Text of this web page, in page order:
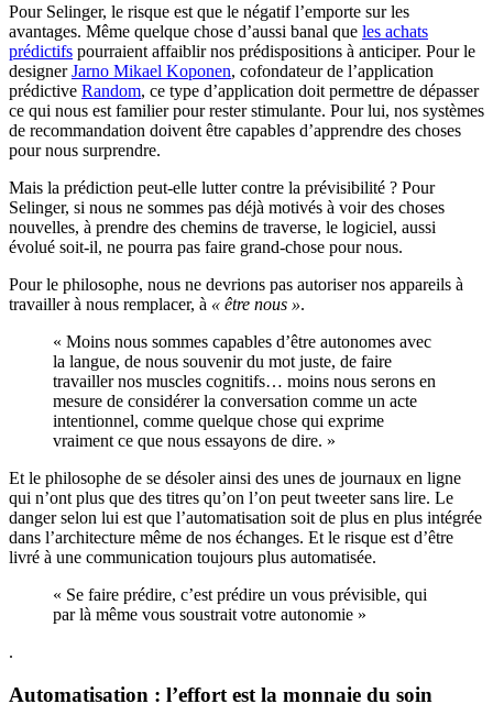
Pour Selinger, le risque est que le négatif l’emporte sur les
avantages. Même quelque chose d’aussi banal que les achats
prédictifs pourraient affaiblir nos prédispositions à anticiper. Pour le
designerJarno Mikael Koponen, cofondateur de l’application
prédictive Random, ce type d’application doit permettre de dépasser
ce qui nous est familier pour rester stimulante. Pour lui, nos systèmes
de recommandation doivent être capables d’apprendre des choses
pour nous surprendre.
Mais la prédiction peut-elle lutter contre la prévisibilité ? Pour
Selinger, si nous ne sommes pas déjà motivés à voir des choses
nouvelles, à prendre des chemins de traverse, le logiciel, aussi
évolué soit-il, ne pourra pas faire grand-chose pour nous.
Pour le philosophe, nous ne devrions pas autoriser nos appareils à
travailler à nous remplacer, à « être nous ».
« Moins nous sommes capables d’être autonomes avec
la langue, de nous souvenir du mot juste, de faire
travailler nos muscles cognitifs… moins nous serons en
mesure de considérer la conversation comme un acte
intentionnel, comme quelque chose qui exprime
vraiment ce que nous essayons de dire. »
Et le philosophe de se désoler ainsi des unes de journaux en ligne
qui n’ont plus que des titres qu’on l’on peut tweeter sans lire. Le
danger selon lui est que l’automatisation soit de plus en plus intégrée
dans l’architecture même de nos échanges. Et le risque est d’être
livré à une communication toujours plus automatisée.
« Se faire prédire, c’est prédire un vous prévisible, qui
par là même vous soustrait votre autonomie »
.
Automatisation : l’effort est la monnaie du soin